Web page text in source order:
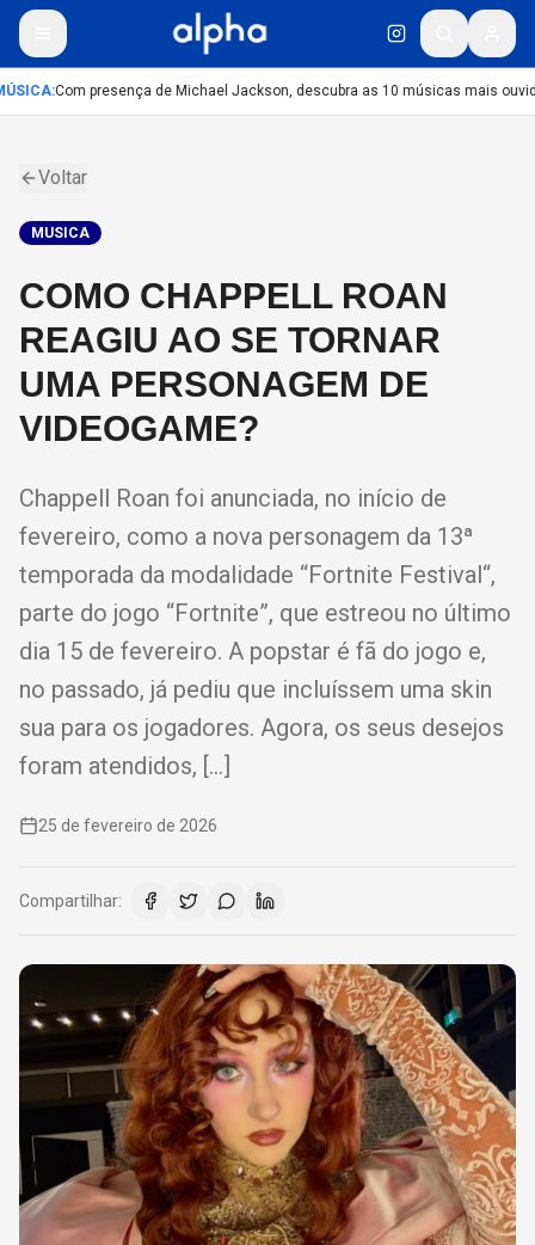
:Com presença de Michael Jackson, descubra as 10 músicas mais
Voltar
MUSICA
COMO CHAPPELL ROAN
REAGIU AO SE TORNAR
UMA PERSONAGEM DE
VIDEOGAME?
Chappell Roan foi anunciada, no início de
fevereiro, como a nova personagem da 13ª
temporada da modalidade “Fortnite Festival“,
parte do jogo “Fortnite”, que estreou no último
dia 15 de fevereiro. A popstar é fã do jogo e,
no passado, já pediu que incluíssem uma skin
sua para os jogadores. Agora, os seus desejos
foram atendidos, […]
25 de fevereiro de 2026
Compartilhar: